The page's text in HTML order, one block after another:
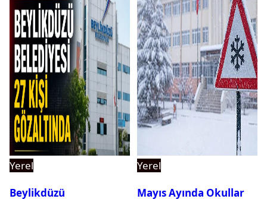
Yerel
Beylikdüzü
Yerel
Mayıs Ayında Okullar